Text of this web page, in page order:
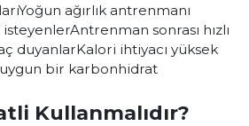
Yoğun ağırlık antrenmanı
isteyenlerAntrenman sonrası hızlı
duyanlarKalori ihtiyacı yüksek
bir karbonhidrat
Kullanmalıdır?